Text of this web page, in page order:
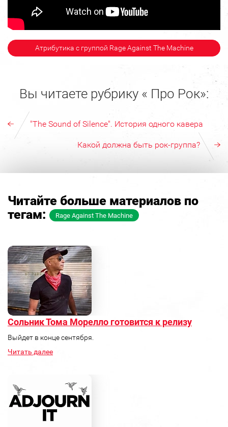
Атрибутика с группой Rage Against The Machine
Вы читаете рубрику « Про Рок»:
"The Sound of Silence". История одного кавера
Какой должна быть рок-группа?
Читайте больше материалов по
тегам:
Rage Against The Machine
Сольник Тома Морелло готовится к релизу
Выйдет в конце сентября.
Читать далее